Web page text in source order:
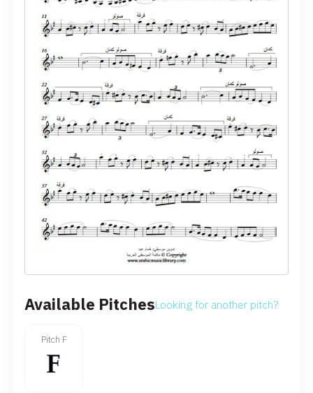
Available PitchesLooking for another pitch?
Pitch F